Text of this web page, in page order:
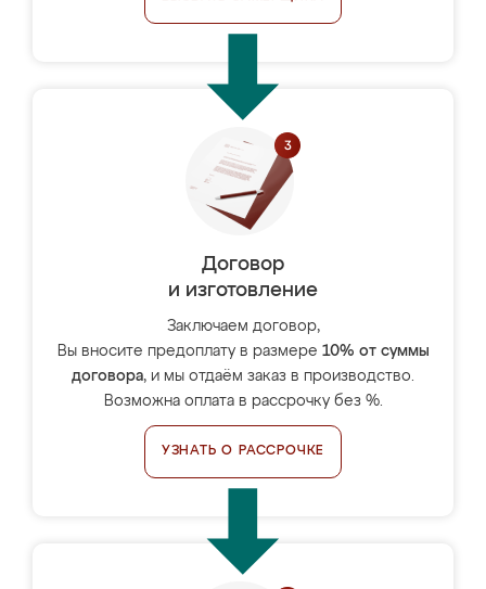
Договор
и изготовление
Заключаем договор,
Вы вносите предоплату в размере 10% от суммы
договора, и мы отдаём заказ в производство.
Возможна оплата в рассрочку без %.
УЗНАТЬ О РАССРОЧКЕ